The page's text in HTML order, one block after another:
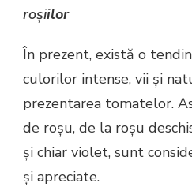
roșiilor
În prezent, există o
culorilor intense, vii și
prezentarea tomatelor.
de roșu, de la roșu
și chiar violet, sunt
și apreciate.